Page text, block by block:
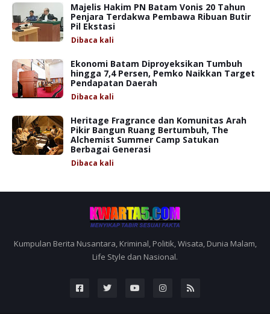
Majelis Hakim PN Batam Vonis 20 Tahun
Penjara Terdakwa Pembawa Ribuan Butir
Pil Ekstasi
Dibaca kali
Ekonomi Batam Diproyeksikan Tumbuh
hingga 7,4 Persen, Pemko Naikkan Target
Pendapatan Daerah
Dibaca kali
Heritage Fragrance dan Komunitas Arah
Pikir Bangun Ruang Bertumbuh, The
Alchemist Summer Camp Satukan
Berbagai Generasi
Dibaca kali
Kumpulan Berita Nusantara, Kriminal, Politik, Wisata, Dunia Malam,
Life Style dan Nasional.